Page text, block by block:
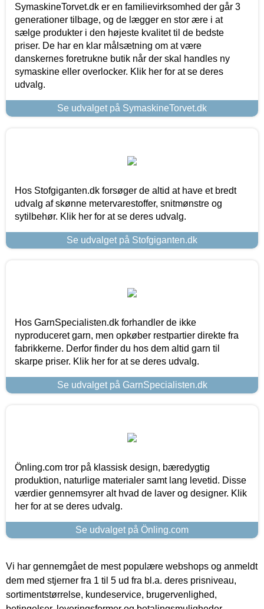
SymaskineTorvet.dk er en familievirksomhed der går 3
generationer tilbage, og de lægger en stor ære i at
sælge produkter i den højeste kvalitet til de bedste
priser. De har en klar målsætning om at være
danskernes foretrukne butik når der skal handles ny
symaskine eller overlocker. Klik her for at se deres
udvalg.
Se udvalget på SymaskineTorvet.dk
Hos Stofgiganten.dk forsøger de altid at have et bredt
udvalg af skønne metervarestoffer, snitmønstre og
sytilbehør. Klik her for at se deres udvalg.
Se udvalget på Stofgiganten.dk
Hos GarnSpecialisten.dk forhandler de ikke
nyproduceret garn, men opkøber restpartier direkte fra
fabrikkerne. Derfor finder du hos dem altid garn til
skarpe priser. Klik her for at se deres udvalg.
Se udvalget på GarnSpecialisten.dk
Önling.com tror på klassisk design, bæredygtig
produktion, naturlige materialer samt lang levetid. Disse
værdier gennemsyrer alt hvad de laver og designer. Klik
her for at se deres udvalg.
Se udvalget på Önling.com
Vi har gennemgået de mest populære webshops og anmeldt
dem med stjerner fra 1 til 5 ud fra bl.a. deres prisniveau,
sortimentstørrelse, kundeservice, brugervenlighed,